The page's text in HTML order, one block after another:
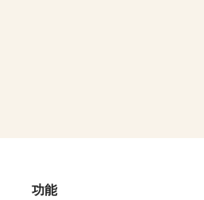
功能